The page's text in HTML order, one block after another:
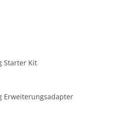
Starter Kit
Erweiterungsadapter